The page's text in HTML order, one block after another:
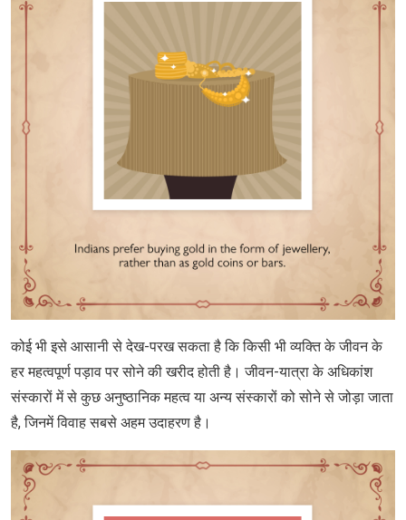
कोई भी इसे आसानी से देख-परख सकता है कि किसी भी व्यक्ति के जीवन के
हर महत्वपूर्ण पड़ाव पर सोने की खरीद होती है। जीवन-यात्रा के अधिकांश
संस्‍कारों में से कुछ अनुष्ठानिक महत्व या अन्य संस्‍कारों को सोने से जोड़ा जाता
है, जिनमें विवाह सबसे अहम उदाहरण है।